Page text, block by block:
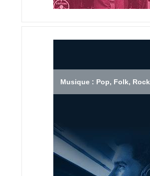
Musique : Pop, Folk, Rock